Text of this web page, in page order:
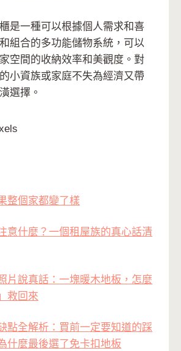
是一種可以根據個人需求和喜
組合的多功能儲物系統，可以
空間的收納效率和美觀度。對
小資族或家庭不失為經濟又帶
選擇。
整個家都變了樣
意什麼？一個租屋族的真心話清
片說真話：一塊暖木地板，怎麼
救回來
點全解析：買前一定要知道的踩
什麼最後選了免卡扣地板